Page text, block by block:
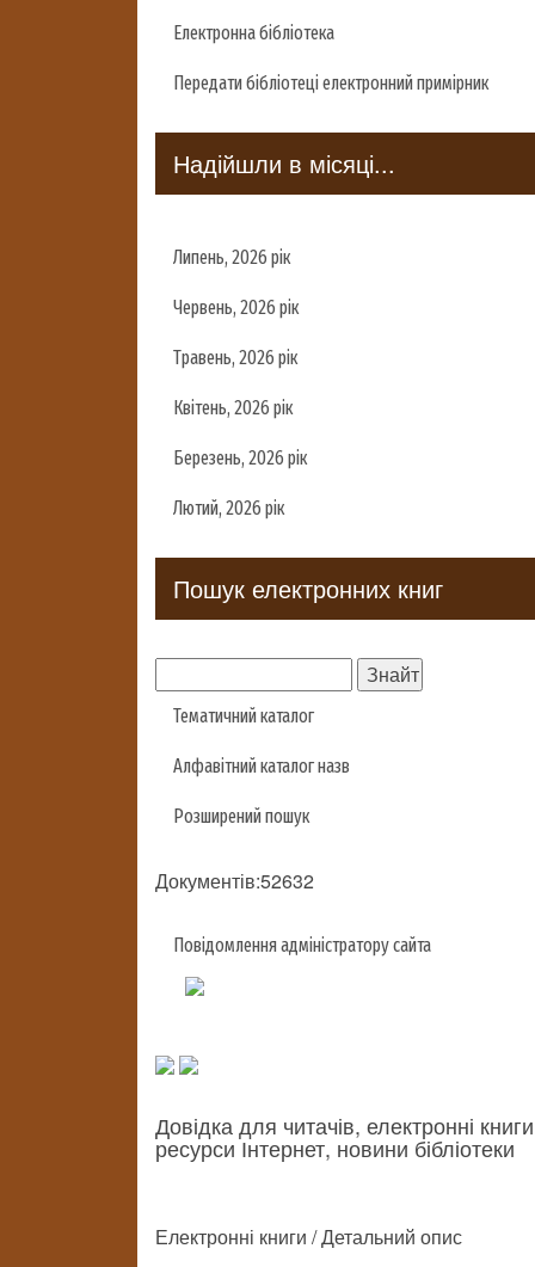
Електронна бібліотека
Передати бібліотеці електронний примірник
Надійшли в місяці...
Липень, 2026 рік
Червень, 2026 рік
Травень, 2026 рік
Квітень, 2026 рік
Березень, 2026 рік
Лютий, 2026 рік
Пошук електронних книг
Тематичний каталог
Алфавітний каталог назв
Розширений пошук
Документів:52632
Повідомлення адміністратору сайта
Довідка для читачів, електронні
ресурси Інтернет, новини бібліотеки
Електронні книги / Детальний опис